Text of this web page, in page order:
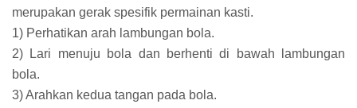
merupakan gerak spesifik permainan kasti.
1) Perhatikan arah lambungan bola.
2) Lari menuju bola dan berhenti di bawah lambungan
bola.
3) Arahkan kedua tangan pada bola.